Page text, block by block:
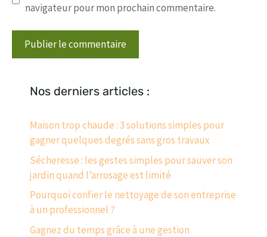
navigateur pour mon prochain commentaire.
Nos derniers articles :
Maison trop chaude : 3 solutions simples pour
gagner quelques degrés sans gros travaux
Sécheresse : les gestes simples pour sauver son
jardin quand l’arrosage est limité
Pourquoi confier le nettoyage de son entreprise
à un professionnel ?
Gagnez du temps grâce à une gestion